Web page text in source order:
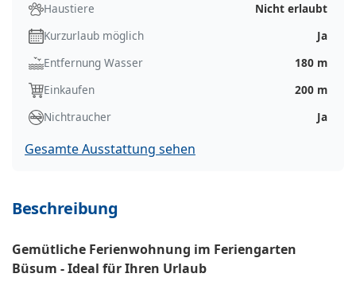
Haustiere
Nicht erlaubt
Kurzurlaub möglich
Ja
Entfernung Wasser
180 m
Einkaufen
200 m
Nichtraucher
Ja
Gesamte Ausstattung sehen
Beschreibung
Gemütliche Ferienwohnung im Feriengarten
Büsum - Ideal für Ihren Urlaub